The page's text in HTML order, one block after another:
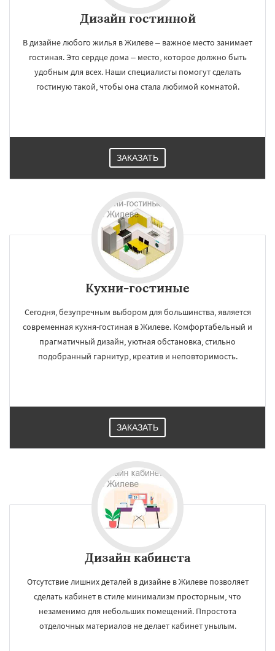
Дизайн гостинной
В дизайне любого жилья в Жилеве – важное место занимает
гостиная. Это сердце дома – место, которое должно быть
удобным для всех. Наши специалисты помогут сделать
гостиную такой, чтобы она стала любимой комнатой.
ЗАКАЗАТЬ
Кухни-гостиные
Сегодня, безупречным выбором для большинства, является
современная кухня-гостиная в Жилеве. Комфортабельный и
прагматичный дизайн, уютная обстановка, стильно
подобранный гарнитур, креатив и неповторимость.
ЗАКАЗАТЬ
Дизайн кабинета
Отсутствие лишних деталей в дизайне в Жилеве позволяет
сделать кабинет в стиле минимализм просторным, что
незаменимо для небольших помещений. Ппростота
отделочных материалов не делает кабинет унылым.